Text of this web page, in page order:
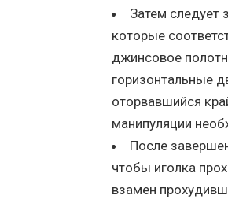
Затем следует
которые
джинсовое
горизонтальные
оторвавшийся
манипуляции
После
чтобы иголка
взамен